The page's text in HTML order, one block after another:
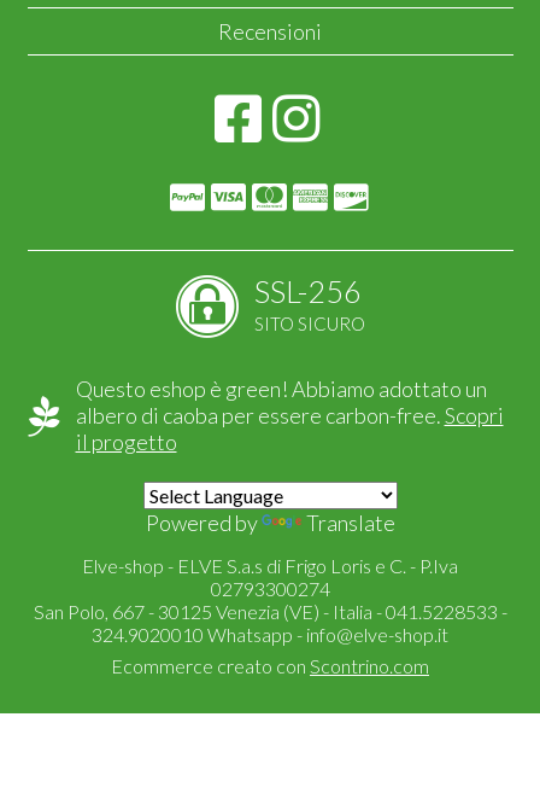
Recensioni
SSL-256
SITO SICURO
Questo eshop è green! Abbiamo adottato un
albero di caoba per essere carbon-free.Scopri
il progetto
Powered by Translate
Elve-shop - ELVE S.a.s di Frigo Loris e C. - P.Iva
02793300274
San Polo, 667 - 30125 Venezia (VE) - Italia - 041.5228533 -
324.9020010 Whatsapp - info@elve-shop.it
Ecommerce creato con Scontrino.com